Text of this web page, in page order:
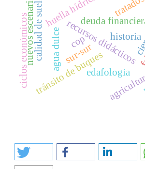
historia
sur-sur
recursos didácticos
huella hídrica
agua dulce
tránsito de buquesedafología
calidad de suelos
nuevos escenarios
ciclos económicos deuda
cop
tratados